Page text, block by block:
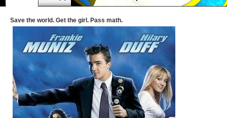
Save the world. Get the girl. Pass math.